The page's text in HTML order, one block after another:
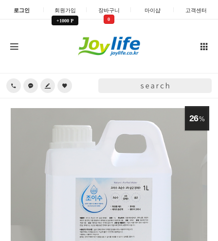
로그인 회원가입
+1000 P
장바구니
0
마이샵 고객센터
26